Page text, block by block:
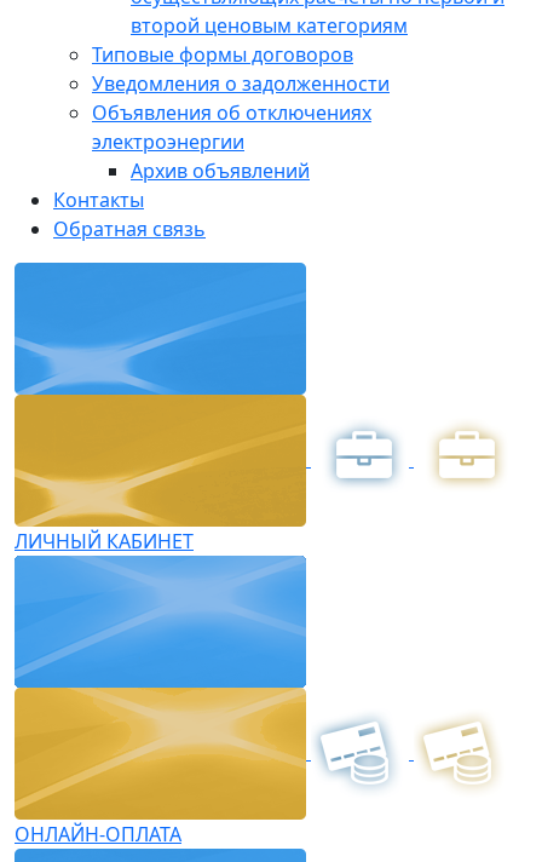
второй ценовым категориям
Типовые формы договоров
Уведомления о задолженности
Объявления об отключениях
электроэнергии
Архив объявлений
Контакты
Обратная связь
ЛИЧНЫЙ КАБИНЕТ
ОНЛАЙН-ОПЛАТА